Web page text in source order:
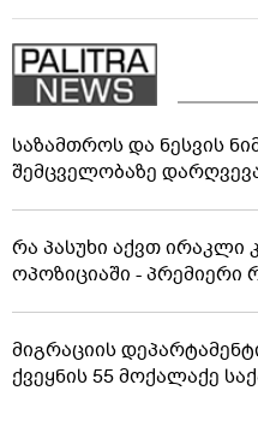
საზამთროს და ნესვის
შემცველობაზე
რა პასუხი აქვთ ირაკლი
ოპოზიციაში - პრემიერი
მიგრაციის
ქვეყნის 55 მოქალაქე